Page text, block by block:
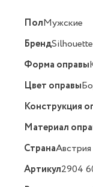
ПолМужские
БрендSilhouette
Форма оправы
Цвет оправы
Конструкция
Материал
СтранаАвстрия
Артикул2904